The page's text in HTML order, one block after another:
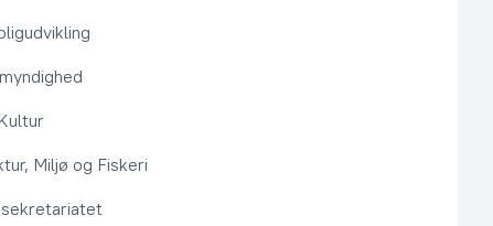
Miljø og Fiskeri